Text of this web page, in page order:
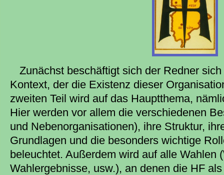
Zunächst beschäftigt sich der Redner
Kontext, der die Existenz dieser
zweiten Teil wird auf das Hauptthema,
Hier werden vor allem die verschiedenen
und Nebenorganisationen), ihre Struktur,
Grundlagen und die besonders wichtige
beleuchtet. Außerdem wird auf alle Wahlen
Wahlergebnisse, usw.), an denen die HF